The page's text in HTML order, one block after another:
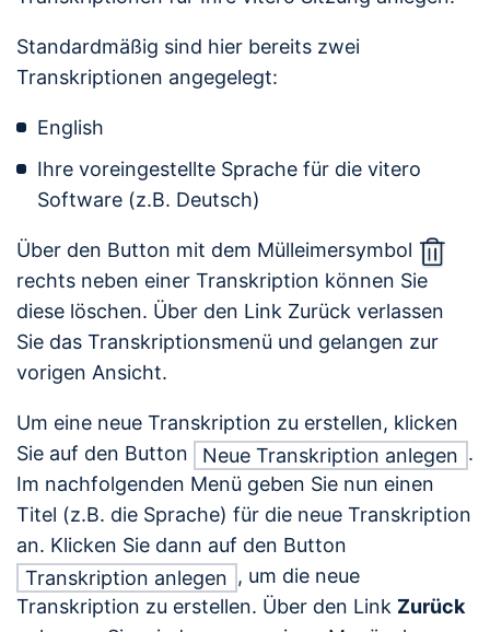
Standardmäßig sind hier bereits zwei
Transkriptionen angegelegt:
English
Ihre voreingestellte Sprache für die vitero
Software (z.B. Deutsch)
Über den Button mit dem Mülleimersymbol
rechts neben einer Transkription können Sie
diese löschen. Über den Link Zurück verlassen
Sie das Transkriptionsmenü und gelangen zur
vorigen Ansicht.
Um eine neue Transkription zu erstellen, klicken
Sie auf den Button
Neue Transkription anlegen .
Im nachfolgenden Menü geben Sie nun einen
Titel (z.B. die Sprache) für die neue Transkription
an. Klicken Sie dann auf den Button
Transkription anlegen , um die neue
Transkription zu erstellen. Über den Link Zurück